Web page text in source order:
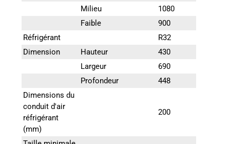
Milieu
1080
Faible
900
Réfrigérant
R32
Dimension
Hauteur
430
Largeur
690
Profondeur
448
Dimensions du
conduit d'air
réfrigérant
(mm)
200